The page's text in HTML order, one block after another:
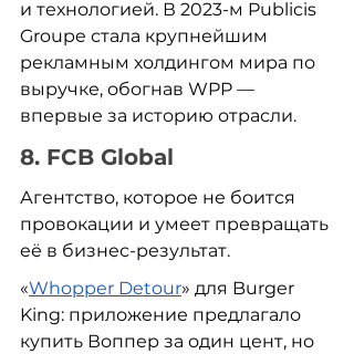
и технологией. В 2023-м Publicis
Groupe стала крупнейшим
рекламным холдингом мира по
выручке, обогнав WPP —
впервые за историю отрасли.
8. FCB Global
Агентство, которое не боится
провокации и умеет превращать
её в бизнес-результат.
«Whopper Detour» для Burger
King: приложение предлагало
купить Воппер за один цент, но